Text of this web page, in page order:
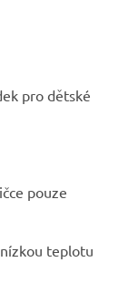
pro dětské
pouze
teplotu